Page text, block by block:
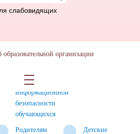
обеспечения
информационной
безопасности
обучающихся
Родителям
Детские
слабовидящих
образовательной организации